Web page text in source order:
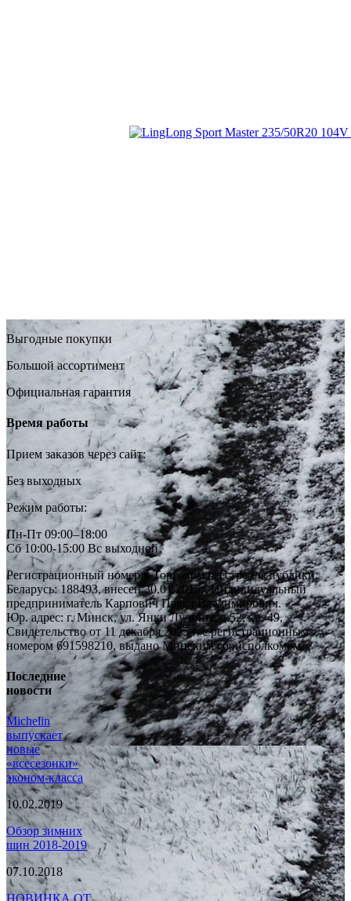
Выгодные покупки
Большой ассортимент
Официальная гарантия
Время работы
Прием заказов через сайт:
Без выходных
Режим работы:
Пн-Пт 09:00–18:00
Сб 10:00-15:00 Вс выходной
Регистрационный номер в Торговом реестре Республики
Беларусь: 188493, внесен 30.01.2015г. Индивидуальный
предприниматель Карпович Павел Владимирович.
Юр. адрес: г. Минск, ул. Янки Лучины, д.52, кв. 49,
Свидетельство от 11 декабря 2025 г. с регистрационным
номером 691598210, выдано Минским горисполкомом.
Последние
новости
Michelin
выпускает
новые
«всесезонки»
эконом-класса
10.02.2019
Обзор зимних
шин 2018-2019
07.10.2018
НОВИНКА ОТ